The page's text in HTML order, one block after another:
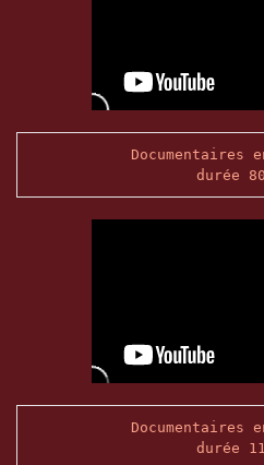
Documentaires
durée
Documentaires
durée